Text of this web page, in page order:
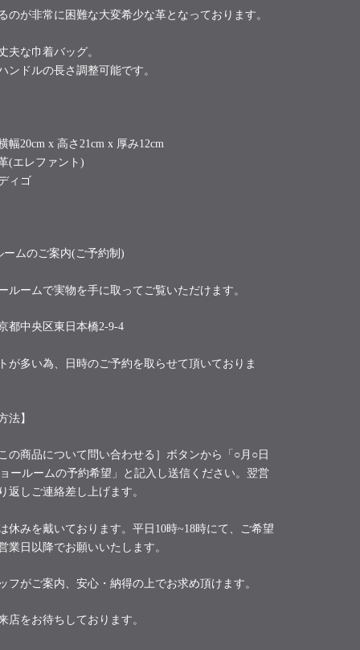
のが非常に困難な大変希少な革となっております。
夫な巾着バッグ。
ンドルの長さ調整可能です。
幅20cm x 高さ21cm x 厚み12cm
(エレファント)
ィゴ
ームのご案内(ご予約制)
ルームで実物を手に取ってご覧いただけます。
都中央区東日本橋2-9-4
が多い為、日時のご予約を取らせて頂いておりま
法】
の商品について問い合わせる］ボタンから「○月○日
ールームの予約希望」と記入し送信ください。翌営
返しご連絡差し上げます。
休みを戴いております。平日10時~18時にて、ご希望
業日以降でお願いいたします。
フがご案内、安心・納得の上でお求め頂けます。
店をお待ちしております。